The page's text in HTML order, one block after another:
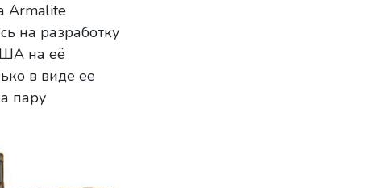
Armalite
на разработку
на её
в виде ее
пару